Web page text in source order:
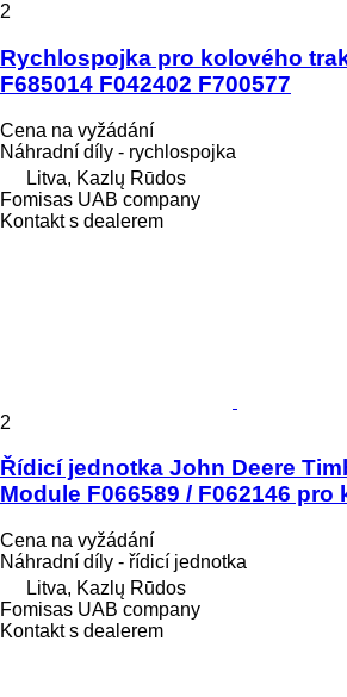
2
Rychlospojka pro kolového
F685014 F042402 F700577
Cena na vyžádání
Náhradní díly - rychlospojka
Litva, Kazlų Rūdos
Fomisas UAB company
Kontakt s dealerem
2
Řídicí jednotka John Deere
Module F066589 / F062146
Cena na vyžádání
Náhradní díly - řídicí jednotka
Litva, Kazlų Rūdos
Fomisas UAB company
Kontakt s dealerem